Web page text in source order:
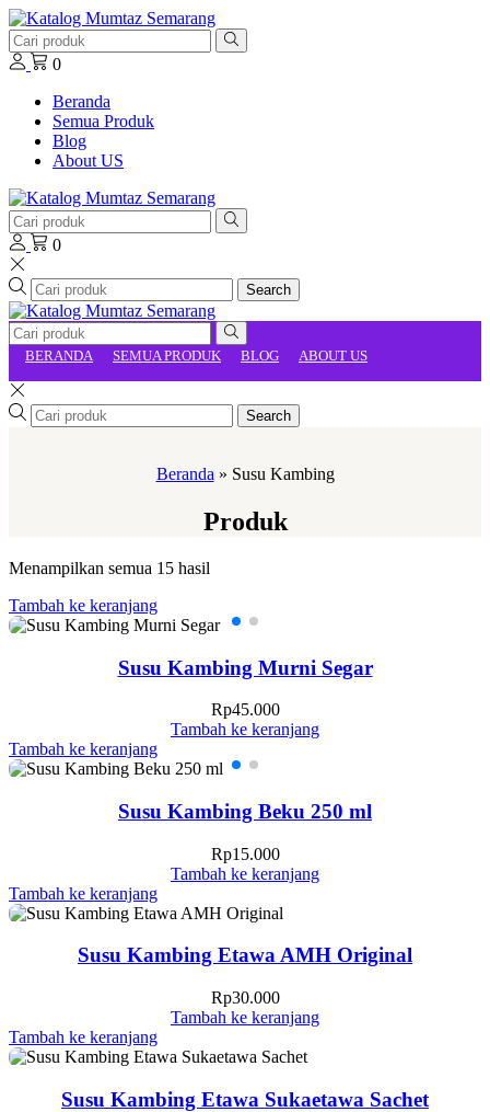
0
Beranda
Semua Produk
Blog
About US
0
Search
BERANDA SEMUA PRODUK BLOG ABOUT US
Search
Beranda » Susu Kambing
Produk
Menampilkan semua 15 hasil
Tambah ke keranjang
Susu Kambing Murni Segar
Rp45.000
Tambah ke keranjang
Tambah ke keranjang
Susu Kambing Beku 250 ml
Rp15.000
Tambah ke keranjang
Tambah ke keranjang
Susu Kambing Etawa AMH Original
Rp30.000
Tambah ke keranjang
Tambah ke keranjang
Susu Kambing Etawa Sukaetawa Sachet